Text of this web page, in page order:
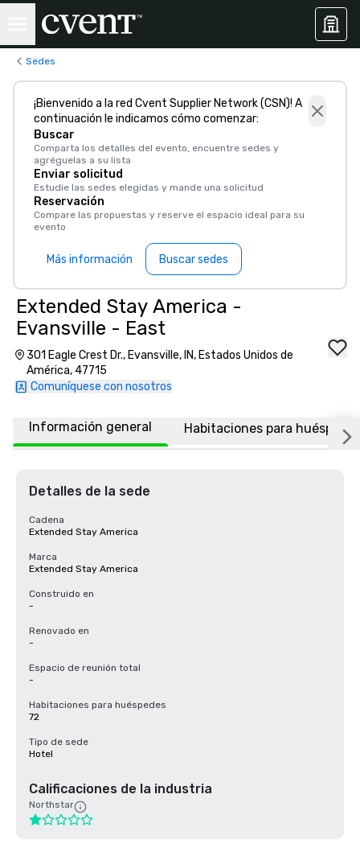
Sedes
¡Bienvenido a la red Cvent Supplier Network (CSN)! A
continuación le indicamos cómo comenzar:
Buscar
Comparta los detalles del evento, encuentre sedes y
agréguelas a su lista
Enviar solicitud
Estudie las sedes elegidas y mande una solicitud
Reservación
Compare las propuestas y reserve el espacio ideal para su
evento
Más información Buscar sedes
Extended Stay America -
Evansville - East
301 Eagle Crest Dr., Evansville, IN, Estados Unidos de
América, 47715
Comuníquese con nosotros
Información general Habitaciones para
Detalles de la sede
Cadena
Extended Stay America
Marca
Extended Stay America
Construido en
-
Renovado en
-
Espacio de reunión total
-
Habitaciones para huéspedes
72
Tipo de sede
Hotel
Calificaciones de la industria
Northstar